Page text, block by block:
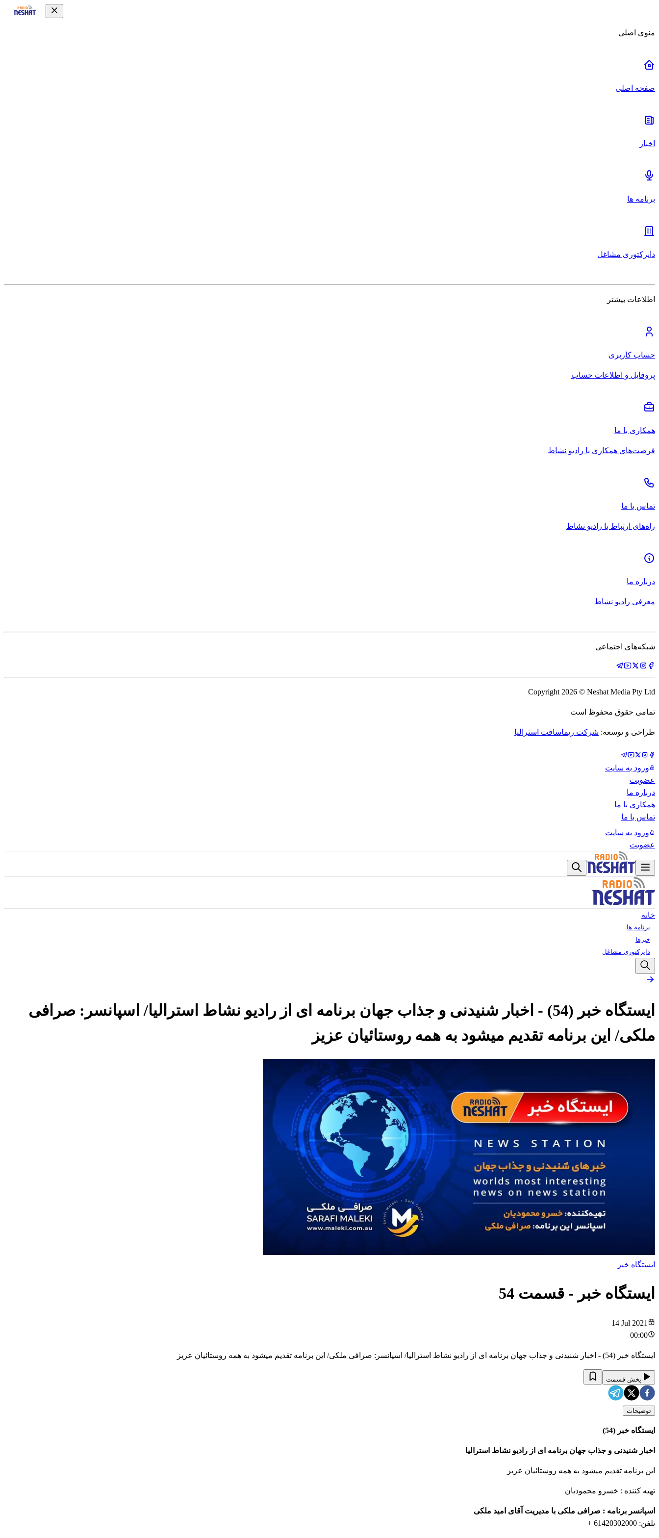
منوی اصلی
صفحه اصلی
اخبار
برنامه ها
دایرکتوری مشاغل
اطلاعات بیشتر
حساب کاربری
پروفایل و اطلاعات حساب
همکاری با ما
فرصت‌های همکاری با رادیو نشاط
تماس با ما
راه‌های ارتباط با رادیو نشاط
درباره ما
معرفی رادیو نشاط
شبکه‌های اجتماعی
Copyright 2026 © Neshat Media Pty Ltd
تمامی حقوق محفوظ است
طراحی و توسعه: شرکت ریماسافت استرالیا
ورود به سایت
عضویت
درباره ما
همکاری با ما
تماس با ما
ورود به سایت
عضویت
خانه
برنامه ها
خبرها
دایرکتوری مشاغل
ایستگاه خبر (54) - اخبار شنیدنی و جذاب جهان برنامه ای از رادیو نشاط استرالیا/ اسپانسر: صرافی
ملکی/ این برنامه تقدیم میشود به همه روستائیان عزیز
ایستگاه خبر
ایستگاه خبر - قسمت 54
14 Jul 2021
00:00
ایستگاه خبر (54) - اخبار شنیدنی و جذاب جهان برنامه ای از رادیو نشاط استرالیا/ اسپانسر: صرافی ملکی/ این برنامه تقدیم میشود به همه روستائیان عزیز
پخش قسمت
توضیحات
ایستگاه خبر (54)
اخبار شنیدنی و جذاب جهان برنامه ای از رادیو نشاط استرالیا
این برنامه تقدیم میشود به همه روستائیان عزیز
تهیه کننده : خسرو محمودیان
اسپانسر برنامه : صرافی ملکی با مدیریت آقای امید ملکی
تلفن: 61420302000 +